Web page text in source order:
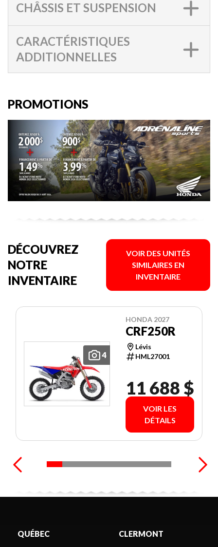
CHÂSSIS ET SUSPENSION
CARACTÉRISTIQUES
ADDITIONNELLES
PROMOTIONS
DÉCOUVREZ
NOTRE
INVENTAIRE
VOIR DES UNITÉS
SIMILAIRES EN
INVENTAIRE
4
HONDA 2027
CRF250R
Lévis
HML27001
11 688 $
VOIR LES
DÉTAILS
QUÉBEC CLERMONT